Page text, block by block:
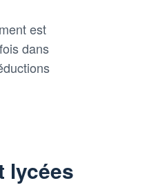
est
dans
lycées